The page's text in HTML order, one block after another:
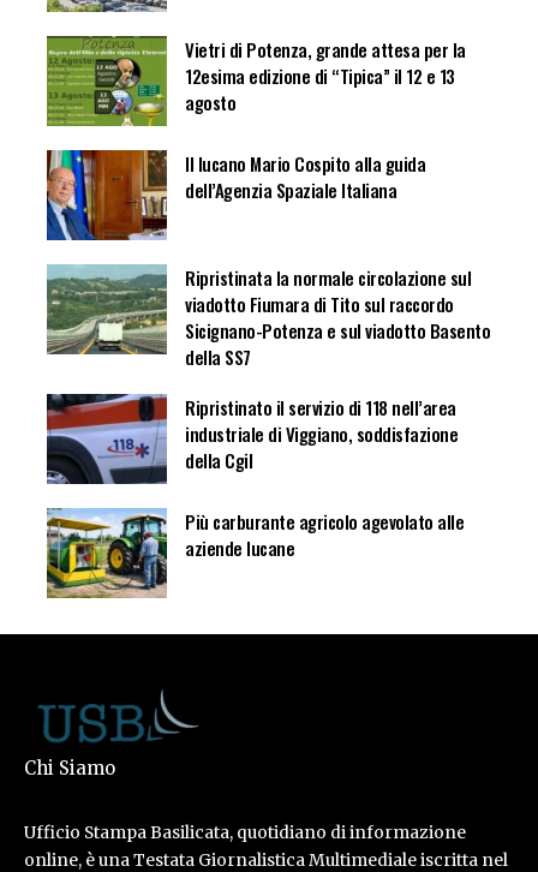
Vietri di Potenza, grande attesa per la
12esima edizione di “Tipica” il 12 e 13
agosto
Il lucano Mario Cospito alla guida
dell’Agenzia Spaziale Italiana
Ripristinata la normale circolazione sul
viadotto Fiumara di Tito sul raccordo
Sicignano-Potenza e sul viadotto Basento
della SS7
Ripristinato il servizio di 118 nell’area
industriale di Viggiano, soddisfazione
della Cgil
Più carburante agricolo agevolato alle
aziende lucane
Chi Siamo
Ufficio Stampa Basilicata, quotidiano di informazione
online, è una Testata Giornalistica Multimediale iscritta nel